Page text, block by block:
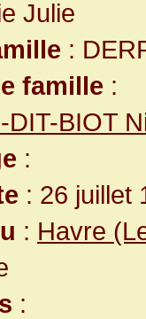
Julie
:
famille :
DIT-BIOT
:
: 26 juillet
: Havre
: